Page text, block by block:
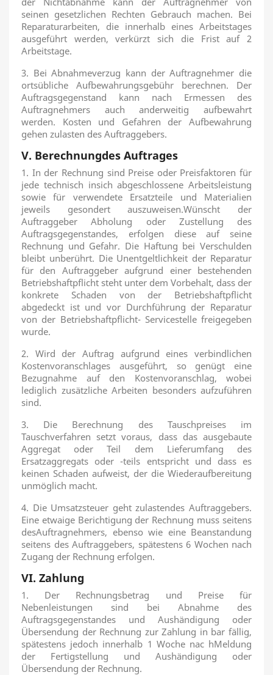
seinen gesetzlichen Rechten Gebrauch machen. Bei
Reparaturarbeiten, die innerhalb eines Arbeitstages
ausgeführt werden, verkürzt sich die Frist auf 2
Arbeitstage.
3. Bei Abnahmeverzug kann der Auftragnehmer die
ortsübliche Aufbewahrungsgebühr berechnen. Der
Auftragsgegenstand kann nach Ermessen des
Auftragnehmers auch anderweitig aufbewahrt
werden. Kosten und Gefahren der Aufbewahrung
gehen zulasten des Auftraggebers.
V. Berechnungdes Auftrages
1. In der Rechnung sind Preise oder Preisfaktoren für
jede technisch insich abgeschlossene Arbeitsleistung
sowie für verwendete Ersatzteile und Materialien
jeweils gesondert auszuweisen.Wünscht der
Auftraggeber Abholung oder Zustellung des
Auftragsgegenstandes, erfolgen diese auf seine
Rechnung und Gefahr. Die Haftung bei Verschulden
bleibt unberührt. Die Unentgeltlichkeit der Reparatur
für den Auftraggeber aufgrund einer bestehenden
Betriebshaftpflicht steht unter dem Vorbehalt, dass der
konkrete Schaden von der Betriebshaftpflicht
abgedeckt ist und vor Durchführung der Reparatur
von der Betriebshaftpflicht- Servicestelle freigegeben
wurde.
2. Wird der Auftrag aufgrund eines verbindlichen
Kostenvoranschlages ausgeführt, so genügt eine
Bezugnahme auf den Kostenvoranschlag, wobei
lediglich zusätzliche Arbeiten besonders aufzuführen
sind.
3. Die Berechnung des Tauschpreises im
Tauschverfahren setzt voraus, dass das ausgebaute
Aggregat oder Teil dem Lieferumfang des
Ersatzaggregats oder -teils entspricht und dass es
keinen Schaden aufweist, der die Wiederaufbereitung
unmöglich macht.
4. Die Umsatzsteuer geht zulastendes Auftraggebers.
Eine etwaige Berichtigung der Rechnung muss seitens
desAuftragnehmers, ebenso wie eine Beanstandung
seitens des Auftraggebers, spätestens 6 Wochen nach
Zugang der Rechnung erfolgen.
VI. Zahlung
1. Der Rechnungsbetrag und Preise für
Nebenleistungen sind bei Abnahme des
Auftragsgegenstandes und Aushändigung oder
Übersendung der Rechnung zur Zahlung in bar fällig,
spätestens jedoch innerhalb 1 Woche nac hMeldung
der Fertigstellung und Aushändigung oder
Übersendung der Rechnung.